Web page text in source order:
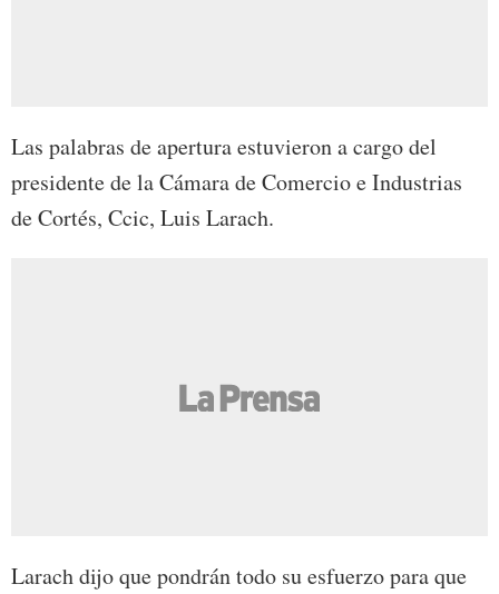
Las palabras de apertura estuvieron a cargo del
presidente de la Cámara de Comercio e Industrias
de Cortés, Ccic, Luis Larach.
Larach dijo que pondrán todo su esfuerzo para que